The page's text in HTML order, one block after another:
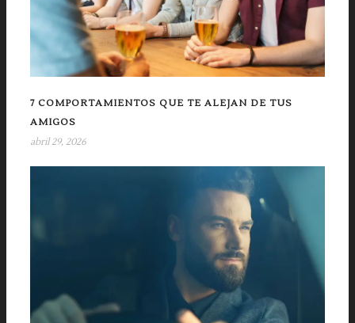
7 COMPORTAMIENTOS QUE TE ALEJAN DE TUS
AMIGOS
abril 29, 2026